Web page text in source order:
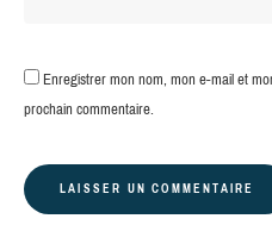
Enregistrer mon nom, mon e-mail et
prochain commentaire.